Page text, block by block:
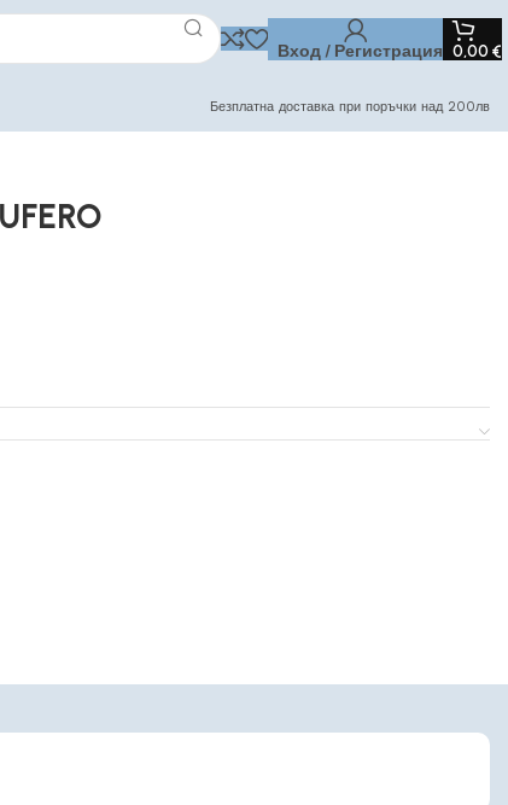
Вход / Регистрация 0,00 €
Безплатна доставка при поръчки над 200лв